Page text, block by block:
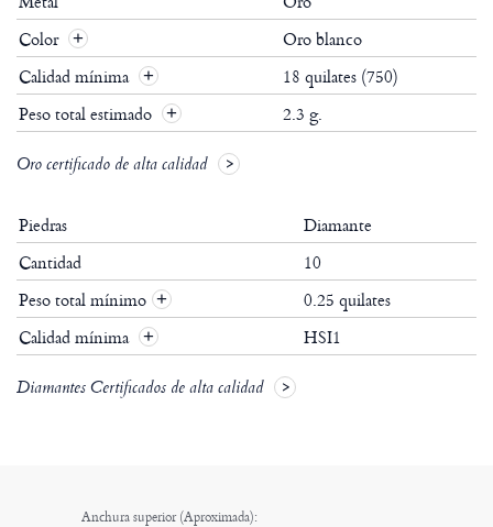
Color
Oro blanco
Calidad mínima
18 quilates (750)
Peso total estimado
2.3 g.
Oro certificado de alta calidad
Piedras
Diamante
Cantidad
10
Peso total mínimo +
0.25 quilates
Calidad mínima + HSI1
Diamantes Certificados de alta calidad
Anchura superior (Aproximada):